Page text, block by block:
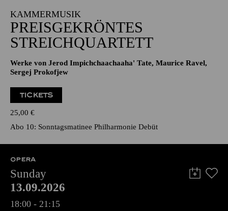
KAMMERMUSIK
PREISGEKRÖNTES
STREICHQUARTETT
Werke von Jerod Impichchaachaaha' Tate, Maurice Ravel,
Sergej Prokofjew
TICKETS
25,00 €
Abo 10: Sonntagsmatinee Philharmonie Debüt
OPERA
Sunday
13.09.2026
18:00 - 21:15